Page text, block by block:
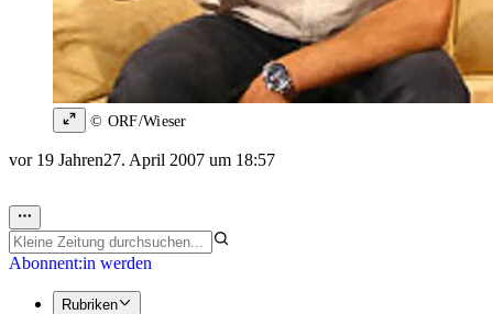
© ORF/Wieser
vor 19 Jahren27. April 2007 um 18:57
Abonnent:in werden
Rubriken